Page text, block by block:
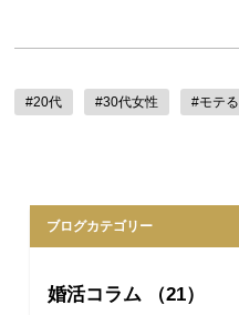
#20代 #30代女性 #モテる
ブログカテゴリー
婚活コラム （21）